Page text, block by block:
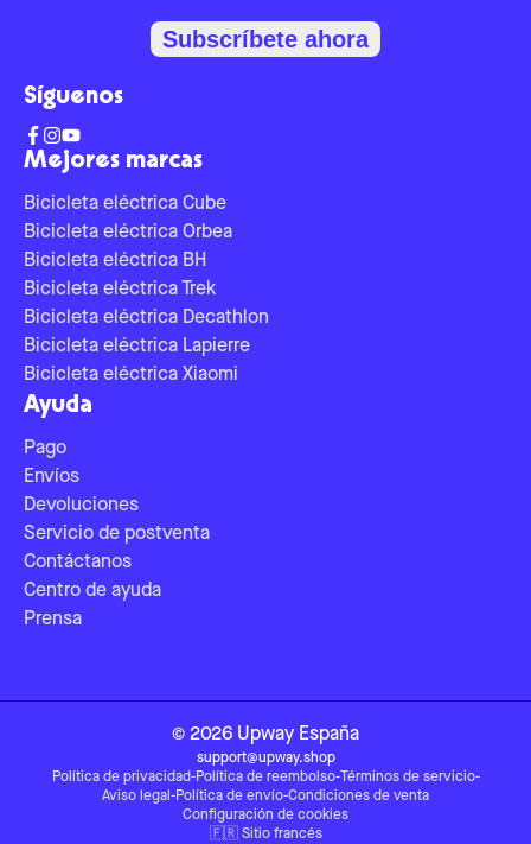
Mejores marcas
Bicicleta eléctrica Cube
Bicicleta eléctrica Orbea
Bicicleta eléctrica BH
Bicicleta eléctrica Trek
Bicicleta eléctrica Decathlon
Bicicleta eléctrica Lapierre
Bicicleta eléctrica Xiaomi
Ayuda
Pago
Envíos
Devoluciones
Servicio de postventa
Contáctanos
Centro de ayuda
Prensa
Subscríbete ahora
Síguenos
© 2026 Upway España
support@upway.shop
Política de privacidad-Política de reembolso-Términos de servicio-
Aviso legal -Política de envío-Condiciones de venta
Configuración de cookies
🇫🇷 Sitio francés